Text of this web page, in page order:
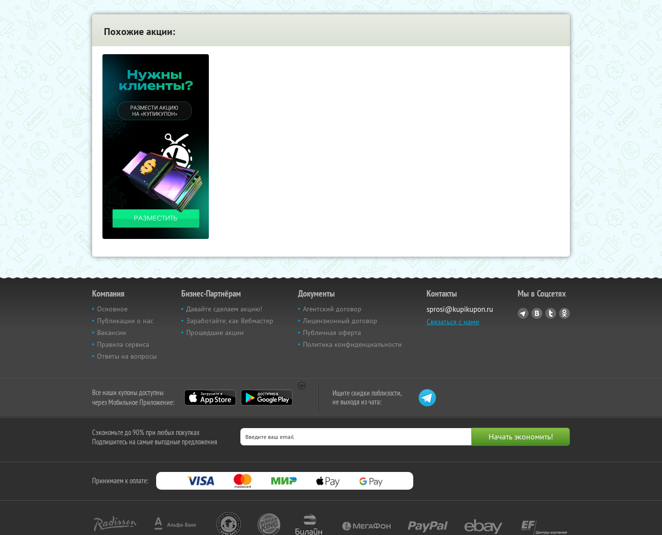
Похожие акции:
Компания
Основное
Публикации о нас
Вакансии
Правила сервиса
Ответы на вопросы
Бизнес-Партнёрам
Давайте сделаем акцию!
Заработайте, как Вебмастер
Прошедшие акции
Документы
Агентский договор
Лицензионный договор
Публичная оферта
Политика конфиденциальности
Контакты
sprosi@kupikupon.ru
Связаться с нами
Мы в Соцсетях
Все наши купоны доступны
через Мобильное Приложение:
Ищите скидки поблизости,
не выходя из чата:
Сэкономьте до 90% при любых покупках
Подпишитесь на самые выгодные предложения
Принимаем к оплате: